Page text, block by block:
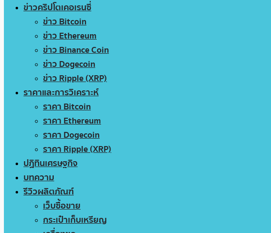
ข่าวคริปโตเคอเรนซี่
ข่าว Bitcoin
ข่าว Ethereum
ข่าว Binance Coin
ข่าว Dogecoin
ข่าว Ripple (XRP)
ราคาและการวิเคราะห์
ราคา Bitcoin
ราคา Ethereum
ราคา Dogecoin
ราคา Ripple (XRP)
ปฏิทินเศรษฐกิจ
บทความ
รีวิวผลิตภัณฑ์
เว็บซื้อขาย
กระเป๋าเก็บเหรียญ